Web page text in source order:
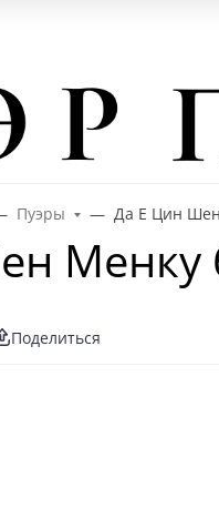
Пуэры Да Е Цин Шен
Менку
Поделиться